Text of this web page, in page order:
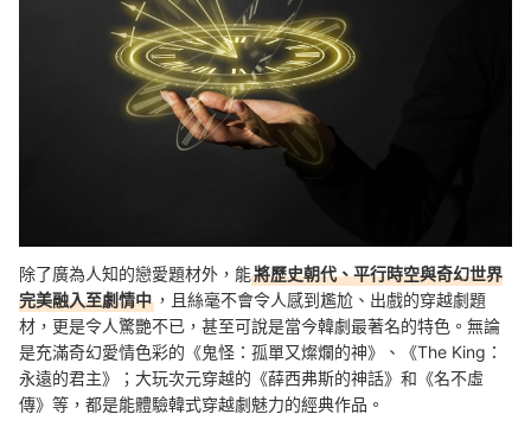
除了廣為人知的戀愛題材外，能將歷史朝代、平行時空與奇幻世界
完美融入至劇情中 ，且絲毫不會令人感到尷尬、出戲的穿越劇題
材，更是令人驚艷不已，甚至可說是當今韓劇最著名的特色。無論
是充滿奇幻愛情色彩的《鬼怪：孤單又燦爛的神》、《The King：
永遠的君主》；大玩次元穿越的《薛西弗斯的神話》和《名不虛
傳》等，都是能體驗韓式穿越劇魅力的經典作品。